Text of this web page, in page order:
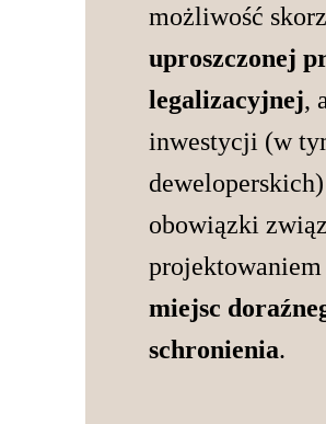
możliwość
uproszczonej
legalizacyjnej,
inwestycji (w
obowiązki
projektowaniem
miejsc
schronienia.